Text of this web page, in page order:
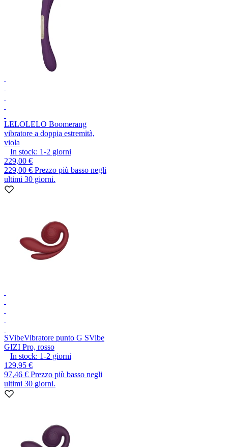
LELOLELO Boomerang
vibratore a doppia estremità,
viola
In stock: 1-2 giorni
229,00 €
229,00 € Prezzo più basso negli
ultimi 30 giorni.
SVibeVibratore punto G SVibe
GIZI Pro, rosso
In stock: 1-2 giorni
129,95 €
97,46 € Prezzo più basso negli
ultimi 30 giorni.